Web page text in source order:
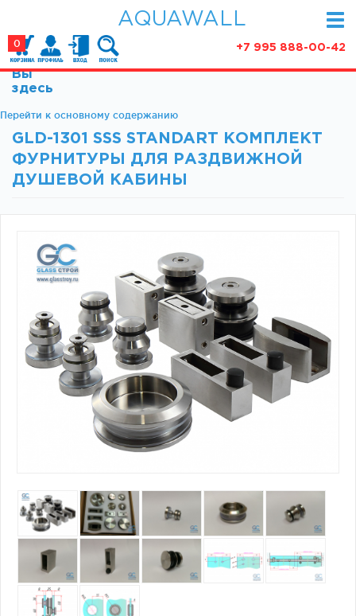
Перейти к основному содержанию
AQUAWALL
+7 995 888-00-42
0
КАТАЛОГ
Фурнитура для раздвижных дверей (закрытые
механизмы)
Фурнитура для маятниковых дверей
Замки и ответки
Зажимные профили
Фурнитура для межкомнатных дверей
Фурнитура для душевых ограждений (раздвижная
серия)
Фурнитура для душевых ограждений (распашная серия)
Двери межкомнатные цельностеклянные
АКЦИИ
ПАРТНЕРСТВО
СТАТЬИ
Вы
здесь
GLD-1301 SSS STANDART КОМПЛЕКТ
ФУРНИТУРЫ ДЛЯ РАЗДВИЖНОЙ
ДУШЕВОЙ КАБИНЫ